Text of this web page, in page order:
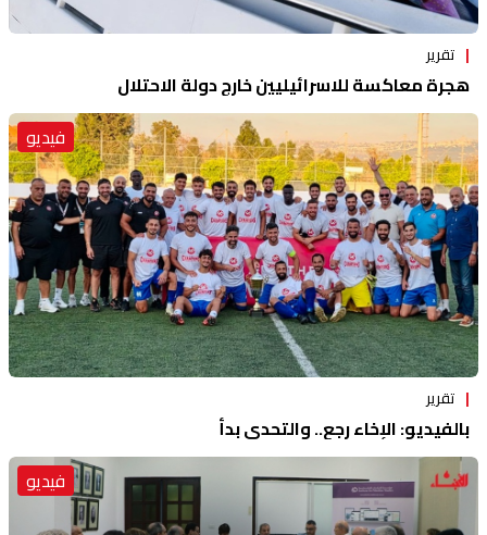
تقرير
هجرة معاكسة للاسرائيليين خارج دولة الاحتلال
فيديو
تقرير
بالفيديو: الإخاء رجع.. والتحدي بدأ
فيديو